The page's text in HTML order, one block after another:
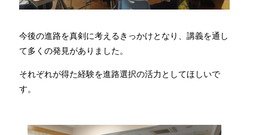
今後の進路を真剣に考えるきっかけとなり、講義を通し
て多くの発見がありました。
それぞれが得た経験を進路選択の活力としてほしいで
す。